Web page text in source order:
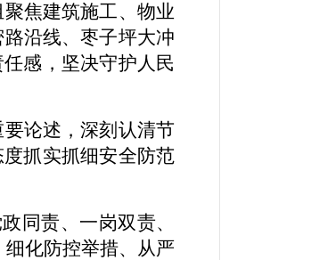
焦建筑施工、物业
路沿线、枣子坪大冲
任感 ，坚决守护人民
论述，深刻认清节
度抓实抓细安全防范
同责、一岗双责、
化防控举措、从严